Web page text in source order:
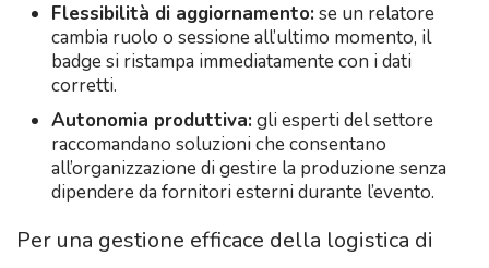
Flessibilità di aggiornamento: se un relatore
cambia ruolo o sessione all’ultimo momento, il
badge si ristampa immediatamente con i dati
corretti.
Autonomia produttiva: gli esperti del settore
raccomandano soluzioni che consentano
all’organizzazione di gestire la produzione senza
dipendere da fornitori esterni durante l’evento.
Per una gestione efficace della logistica di